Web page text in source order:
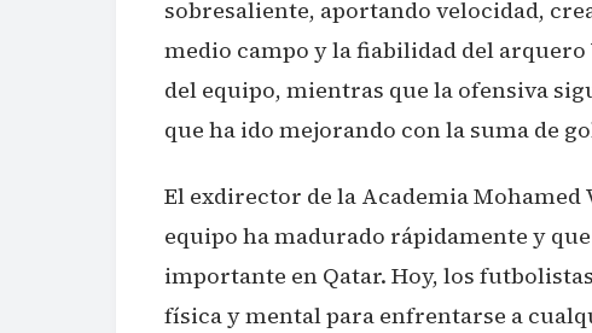
sobresaliente, aportando velocidad,
medio campo y la fiabilidad del
del equipo, mientras que la ofensiva
que ha ido mejorando con la suma de
El exdirector de la Academia Mohamed
equipo ha madurado rápidamente y
importante en Qatar. Hoy, los
física y mental para enfrentarse a